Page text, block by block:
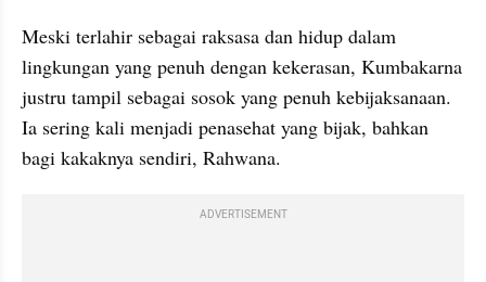
Meski terlahir sebagai raksasa dan hidup dalam
lingkungan yang penuh dengan kekerasan, Kumbakarna
justru tampil sebagai sosok yang penuh kebijaksanaan.
Ia sering kali menjadi penasehat yang bijak, bahkan
bagi kakaknya sendiri, Rahwana.
ADVERTISEMENT